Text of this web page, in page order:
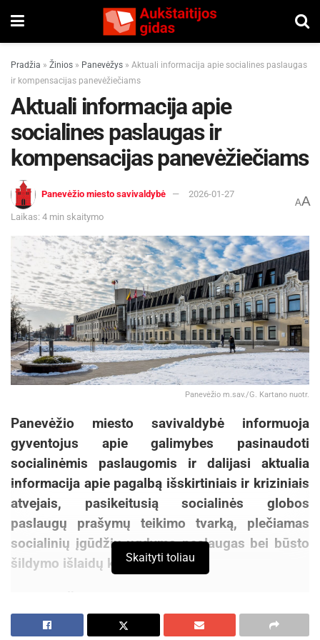
Pradžia » Žinios » Panevėžys » Aktuali informacija apie socialines paslaugas
ir kompensacijas panevėžiečiams
Aktuali informacija apie
socialines paslaugas ir
kompensacijas panevėžiečiams
Panevėžio miesto savivaldybė 2026-01-27
Laikas: 4 min skaitymo
AA
Panevėžio m.sav./G. Kartano nuotr.
Panevėžio miesto savivaldybė informuoja
gyventojus apie galimybes pasinaudoti
socialinėmis paslaugomis ir dalijasi aktualia
informacija apie pagalbą išskirtiniais ir kriziniais
atvejais, pasikeitusią socialinės globos
paslaugų prašymų teikimo tvarką, plečiamas
socialinių įgūdžių ugdymo paslaugas bei būsto
šildymo išlaidų kompensacijas.
Pagalba išskirtiniais ir kriziniais atvejais
Aktualios naujienos
Skaityti toliau